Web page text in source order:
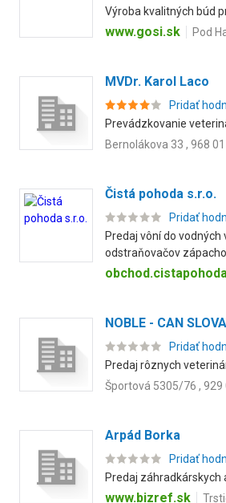
Výroba kvalitných búd
www.gosi.sk Pod
MVDr. Karol Laco
Pridať
Prevádzkovanie
Bernolákova 33 , 968
Čistá pohoda s.r.o.
Pridať
Predaj vôní do
odstraňovačov
NOBLE - CAN
Pridať
Predaj rôznych
Športová 5305/76 , 929
Arpád Borka
Pridať
Predaj záhradkárskych
www.bizref.sk